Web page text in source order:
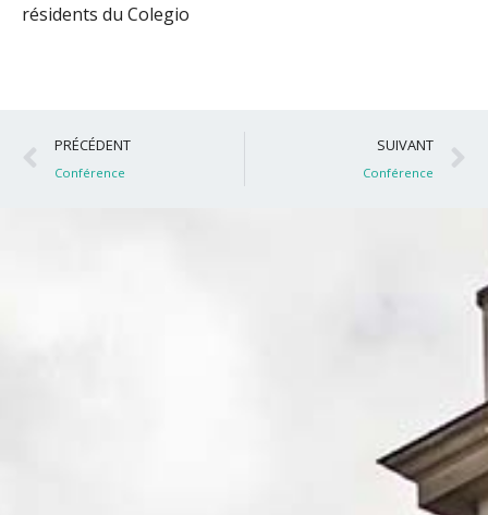
résidents du Colegio
Précédent
PRÉCÉDENT
Conférence
SUIVANT
Conférence